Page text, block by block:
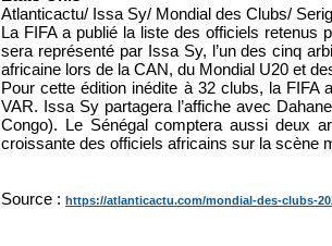
Atlanticactu/ Issa Sy/ Mondial des Clubs/
La FIFA a publié la liste des officiels retenus
sera représenté par Issa Sy, l’un des cinq
africaine lors de la CAN, du Mondial U20 et
Pour cette édition inédite à 32 clubs, la FIFA
VAR. Issa Sy partagera l’affiche avec
Congo). Le Sénégal comptera aussi deux
croissante des officiels africains sur la scène
Source : https://atlanticactu.com/mondial-des-clubs-